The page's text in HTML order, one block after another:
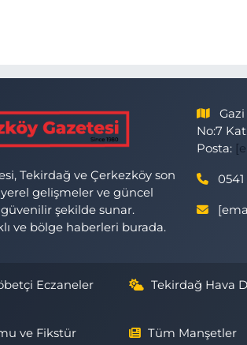
Tekirdağ ve Çerkezköy son
gelişmeler ve güncel
şekilde sunar.
ve bölge haberleri burada.
No:7
Posta:
Eczaneler Tekirdağ Hava
ve Fikstür Tüm Manşetler